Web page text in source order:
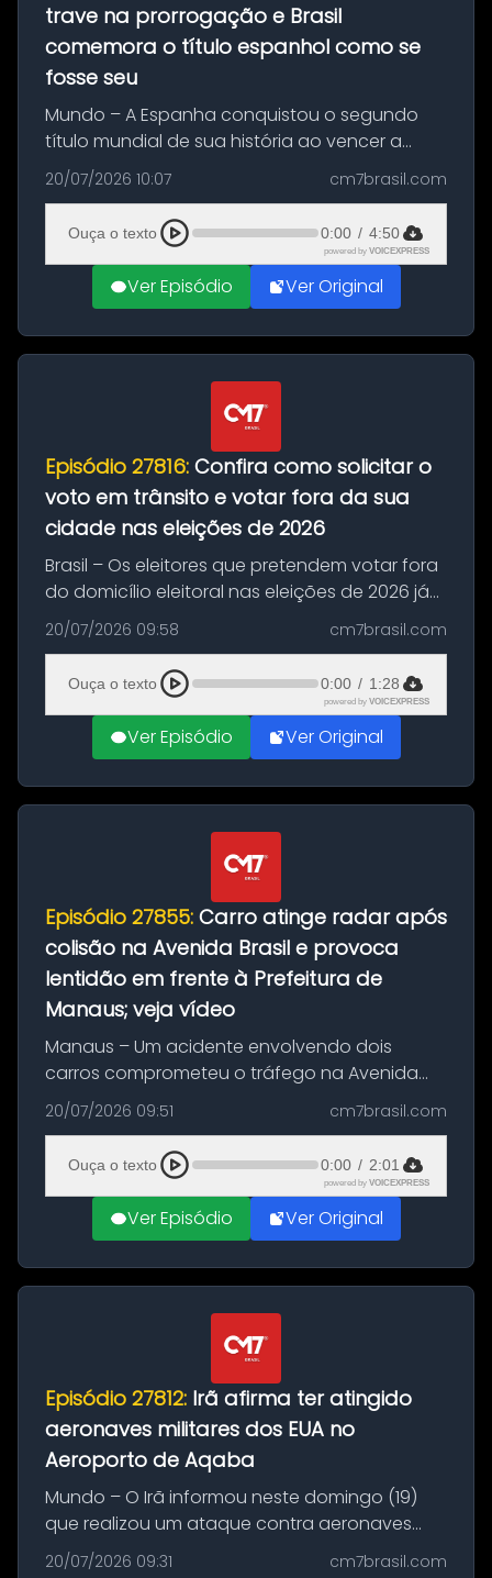
trave na prorrogação e Brasil
comemora o título espanhol como se
fosse seu
Mundo – A Espanha conquistou o segundo
título mundial de sua história ao vencer a
Argentina por 1 a 0, neste domingo (19), na
decisão da Copa do Mundo de 2026. Depois
de um duelo sem gols durante o te...
20/07/2026 10:07 cm7brasil.com
Ouça o texto 0:00 / 4:50
powered by VOICEXPRESS
Ver Episódio Ver Original
Episódio 27816: Confira como solicitar o
voto em trânsito e votar fora da sua
cidade nas eleições de 2026
Brasil – Os eleitores que pretendem votar fora
do domicílio eleitoral nas eleições de 2026 já
podem solicitar o voto em trânsito a partir
desta segunda-feira (20). O pedido pode ser
feito até 20 de ag...
20/07/2026 09:58 cm7brasil.com
Ouça o texto 0:00 / 1:28
powered by VOICEXPRESS
Ver Episódio Ver Original
Episódio 27855: Carro atinge radar após
colisão na Avenida Brasil e provoca
lentidão em frente à Prefeitura de
Manaus; veja vídeo
Manaus – Um acidente envolvendo dois
carros comprometeu o tráfego na Avenida
Brasil durante a manhã desta segunda-feira
(20), em frente ao complexo da Prefeitura de
Manaus, na Zona Oeste. A batida ter...
20/07/2026 09:51 cm7brasil.com
Ouça o texto 0:00 / 2:01
powered by VOICEXPRESS
Ver Episódio Ver Original
Episódio 27812: Irã afirma ter atingido
aeronaves militares dos EUA no
Aeroporto de Aqaba
Mundo – O Irã informou neste domingo (19)
que realizou um ataque contra aeronaves
militares dos Estados Unidos estacionadas no
20/07/2026 09:31 cm7brasil.com